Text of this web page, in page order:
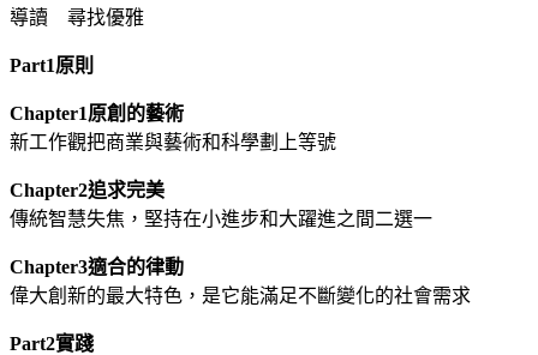
導讀 尋找優雅
Part1原則
Chapter1原創的藝術
新工作觀把商業與藝術和科學劃上等號
Chapter2追求完美
傳統智慧失焦，堅持在小進步和大躍進之間二選一
Chapter3適合的律動
偉大創新的最大特色，是它能滿足不斷變化的社會需求
Part2實踐